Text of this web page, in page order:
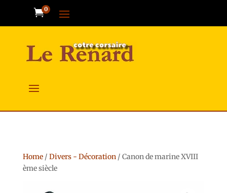
0
Home/ Divers - Décoration/ Canon de marine XVIII
ème siècle